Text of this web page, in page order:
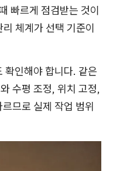
빠르게 점검받는 것이
체계가 선택 기준이
확인해야 합니다. 같은
수평 조정, 위치 고정,
므로 실제 작업 범위